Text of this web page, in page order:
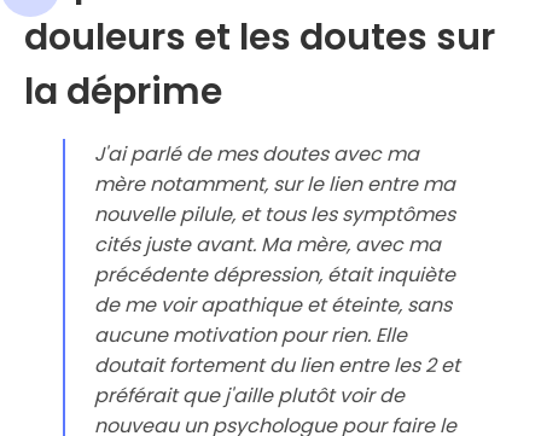
douleurs et les doutes sur
la déprime
J'ai parlé de mes doutes avec ma
mère notamment, sur le lien entre ma
nouvelle pilule, et tous les symptômes
cités juste avant. Ma mère, avec ma
précédente dépression, était inquiète
de me voir apathique et éteinte, sans
aucune motivation pour rien. Elle
doutait fortement du lien entre les 2 et
préférait que j'aille plutôt voir de
nouveau un psychologue pour faire le